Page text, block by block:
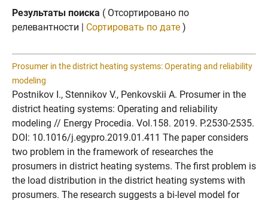
Результаты поиска ( Отсортировано по
релевантности | Сортировать по дате )
Prosumer in the district heating systems: Operating and reliability
modeling
Postnikov I., Stennikov V., Penkovskii A. Prosumer in the
district heating systems: Operating and reliability
modeling // Energy Procedia. Vol.158. 2019. P.2530-2535.
DOI: 10.1016/j.egypro.2019.01.411 The paper considers
two problem in the framework of researches the
prosumers in district heating systems. The first problem is
the load distribution in the district heating systems with
prosumers. The research suggests a bi-level model for